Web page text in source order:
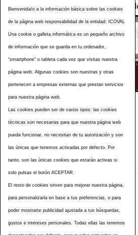
información taurina
Etiquetas
Bienvenida/o a la información básica sobre las cookies
de la página web responsabilidad de la entidad: ICOVAL
Una cookie o galleta informática es un pequeño archivo
de información que se guarda en tu ordenador,
“smartphone” o tableta cada vez que visitas nuestra
página web. Algunas cookies son nuestras y otras
pertenecen a empresas externas que prestan servicios
para nuestra página web.
Las cookies pueden ser de varios tipos: las cookies
técnicas son necesarias para que nuestra página web
pueda funcionar, no necesitan de tu autorización y son
las únicas que tenemos activadas por defecto. Por
tanto, son las únicas cookies que estarán activas si
solo pulsas el botón ACEPTAR.
El resto de cookies sirven para mejorar nuestra página,
para personalizarla en base a tus preferencias, o para
poder mostrarte publicidad ajustada a tus búsquedas,
gustos e intereses personales. Todas ellas las tenemos